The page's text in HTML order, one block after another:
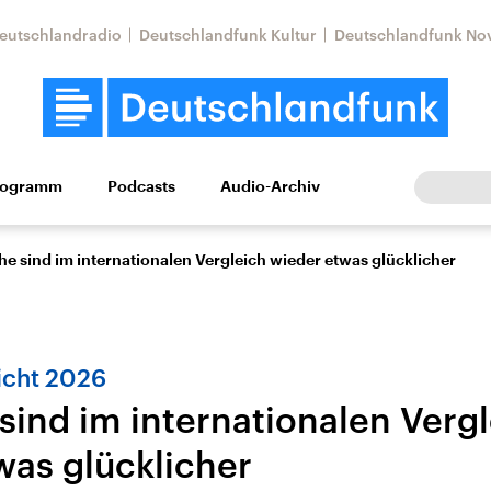
Deutschlandfunk Kultur Deutschlandfunk
Wissen Kultur Europa
Beiträge,
Nahostkonflikt
Aktuelle Lage und
Podcasts Audio-Archiv
sind im internationalen Vergleich wieder etwas glücklicher
2026
im internationalen
glücklicher